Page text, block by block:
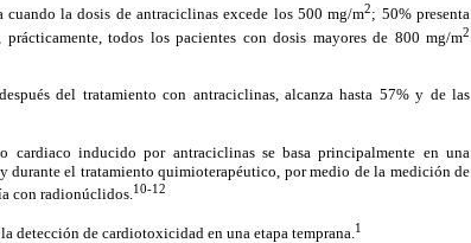
la dosis de antraciclinas excede los 500 mg/m2; 50% presenta
prácticamente, todos los pacientes con dosis mayores de 800 mg/m2
del tratamiento con antraciclinas, alcanza hasta 57% y de las
cardiaco inducido por antraciclinas se basa principalmente en una
el tratamiento quimioterapéutico, por medio de la medición de
con radionúclidos.10-12
detección de cardiotoxicidad en una etapa temprana. 1